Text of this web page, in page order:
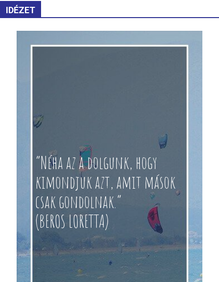
IDÉZET
“Néha az a dolgunk, hogy
kimondjuk azt, amit mások
csak gondolnak.”
(BEROS LORETTA)